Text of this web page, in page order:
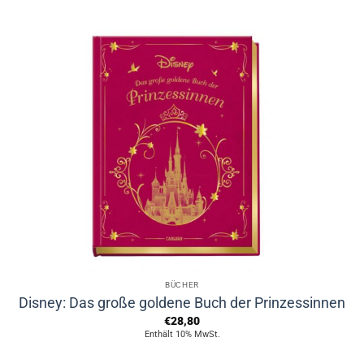
BÜCHER
Disney: Das große goldene Buch der Prinzessinnen
€28,80
Enthält 10% MwSt.